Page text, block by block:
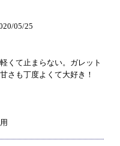
05/25
くて止まらない。ガレット
さも丁度よくて大好き！